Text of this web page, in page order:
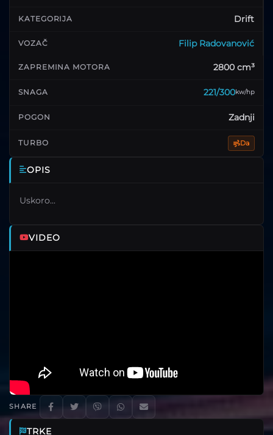
KATEGORIJA Drift
VOZAČ Filip Radovanović
ZAPREMINA MOTORA 2800 cm³
SNAGA 221/300kw/hp
POGON Zadnji
TURBO Da
OPIS
Uskoro...
VIDEO
SHARE
TRKE